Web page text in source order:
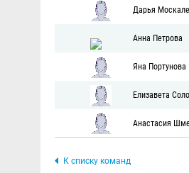
Дарья
Анна Петрова
Яна Портунова
Елизавета
Анастасия
К списку команд